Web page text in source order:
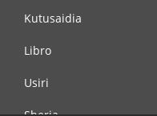
Kutusaidia
Libro
Usiri